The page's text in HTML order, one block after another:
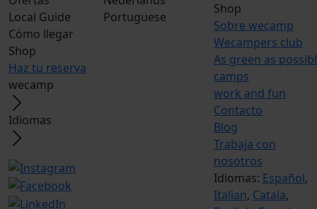
Local Guide
Cómo llegar
Shop
Haz tu reserva
wecamp
Idiomas
Portuguese
Shop
Sobre wecamp
Wecampers club
As green as
camps
work and fun
Contacto
Blog
Trabaja con
nosotros
Idiomas: Español,
Italian, Catala,